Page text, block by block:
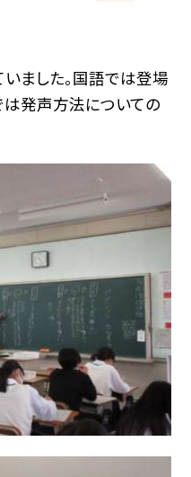
ました。国語では登場
は発声方法についての